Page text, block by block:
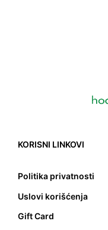
KORISNI LINKOVI
Politika privatnosti
Uslovi korišćenja
Gift Card